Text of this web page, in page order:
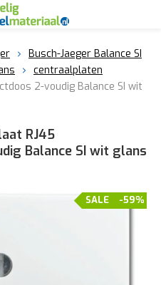
Busch-Jaeger Balance SI
centraalplaten
2-voudig Balance SI wit
RJ45
Balance SI wit glans
-59%
SALE